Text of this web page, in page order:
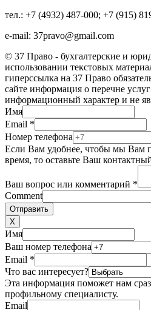
тел.: +7 (4932) 487-000; +7 (915)
e-mail: 37pravo@gmail.com
© 37 Право - бухгалтерские и
использовании текстовых
гиперссылка на 37 Право
сайте информация о перечне
информационный характер и не
Имя
Email *
Номер телефона
Если Вам удобнее, чтобы мы Вам
время, то оставьте Ваш
Ваш вопрос или комментарий *
Comment
Отправить
X
Имя
Ваш номер телефона
Email *
Что вас интересует?
Эта информация поможет нам
профильному специалисту.
Email